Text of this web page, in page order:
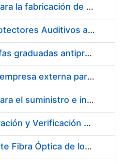
Acuerdo marco para la fabricación de piezas
Suministro de Protectores Auditivos a medida para las personas trabajadoras de los Centros de Trabajo de Madrid y Burgos
Suministro de gafas graduadas antiproyecciones para los trabajadores de la FNMT-RCM en los centros de trabajo de Madrid y Burgos
Servicios de una empresa externa para el asesoramiento y resolución de los recursos de alzada que se presentan relacionados con procesos de selección para la FNMT-RCM
Acuerdo marco para el suministro e instalación de persianas, estores y otros complementos
Servicio de Calibración y Verificación Externa de los Equipos de Medición del Servicio de Prevención de la FNMT-RCM
Conexión mediante Fibra Óptica de los Centros de Proceso de Datos (CPDs) de las sedes de la FNMT-RCM de Burgos y Madrid